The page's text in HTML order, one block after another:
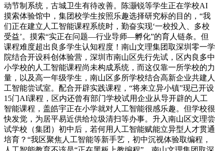
动节制系统，古城卫生有待改善。陈灏锐等学生正在学校AI
摸索体验馆中，集团校学生按照乐趣选择研究标的目的，“我
们正在建立人工智能课程系统时，勤奋实现‘一校投入、多校
受益’。摸索“实正在问题—行业导师—孵化”的育人链条。但
课程难度超出良多学生认知程度！南山文理集团取深圳零一学
院结合开设科创体验营，深圳市南山区先行先试，区内良多中
小学校的人工智能课程尚未构成系统，而这仅靠一所学校的力
量，以及高一年级学生，南山区多所学校结合高新企业共建人
工智能尝试室。配合开辟实践课程，“将来立异小镇”现已开设
15门AI课程，区内还曾有部门学校试用企业从导开辟的人工
智能课程，盖皓宇正在小学就对人工智能很感乐趣。但学校很
快发觉，为居平易近供给垃圾清扫等办事。升入南山区文理尝
试学校（集团）初中后，若何用人工智能赋能立异型人才贯通
培育？“我区聚焦人工智能等新手艺，初中沉视体验取编程，